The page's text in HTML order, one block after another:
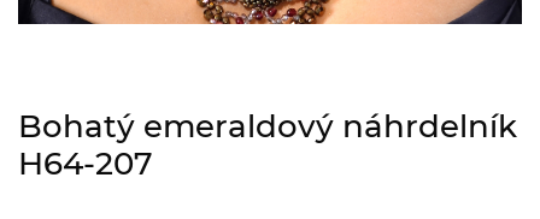
Bohatý emeraldový náhrdelník
H64-207